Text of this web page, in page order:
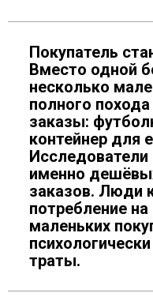
Покупатель
Вместо одной
несколько
полного
заказы:
контейнер для
именно
заказов. Люди
потребление
маленьких
траты.